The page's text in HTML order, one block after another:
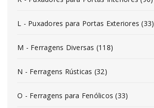
L - Puxadores para Portas Exteriores (33)
M - Ferragens Diversas (118)
N - Ferragens Rústicas (32)
O - Ferragens para Fenólicos (33)